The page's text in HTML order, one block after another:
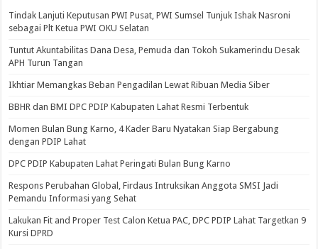
Tindak Lanjuti Keputusan PWI Pusat, PWI Sumsel Tunjuk Ishak Nasroni
sebagai Plt Ketua PWI OKU Selatan
Tuntut Akuntabilitas Dana Desa, Pemuda dan Tokoh Sukamerindu Desak
APH Turun Tangan
Ikhtiar Memangkas Beban Pengadilan Lewat Ribuan Media Siber
BBHR dan BMI DPC PDIP Kabupaten Lahat Resmi Terbentuk
Momen Bulan Bung Karno, 4 Kader Baru Nyatakan Siap Bergabung
dengan PDIP Lahat
DPC PDIP Kabupaten Lahat Peringati Bulan Bung Karno
Respons Perubahan Global, Firdaus Intruksikan Anggota SMSI Jadi
Pemandu Informasi yang Sehat
Lakukan Fit and Proper Test Calon Ketua PAC, DPC PDIP Lahat Targetkan 9
Kursi DPRD